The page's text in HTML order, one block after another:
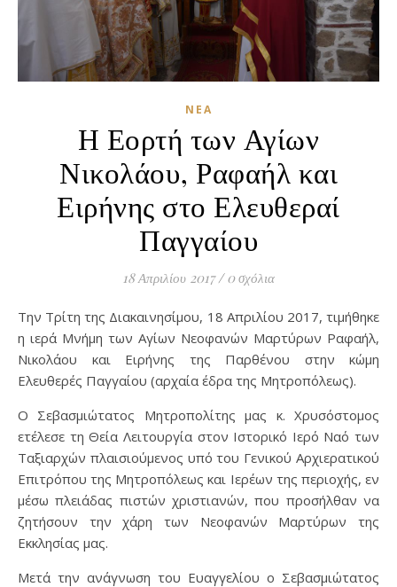
ΝΈΑ
Η Εορτή των Αγίων
Νικολάου, Ραφαήλ και
Ειρήνης στο Ελευθεραί
Παγγαίου
18 Απριλίου 2017 / 0 σχόλια
Την Τρίτη της Διακαινησίμου, 18 Απριλίου 2017, τιμήθηκε
η ιερά Μνήμη των Αγίων Νεοφανών Μαρτύρων Ραφαήλ,
Νικολάου και Ειρήνης της Παρθένου στην κώμη
Ελευθερές Παγγαίου (αρχαία έδρα της Μητροπόλεως).
Ο Σεβασμιώτατος Μητροπολίτης μας κ. Χρυσόστομος
ετέλεσε τη Θεία Λειτουργία στον Ιστορικό Ιερό Ναό των
Ταξιαρχών πλαισιούμενος υπό του Γενικού Αρχιερατικού
Επιτρόπου της Μητροπόλεως και Ιερέων της περιοχής, εν
μέσω πλειάδας πιστών χριστιανών, που προσήλθαν να
ζητήσουν την χάρη των Νεοφανών Μαρτύρων της
Εκκλησίας μας.
Μετά την ανάγνωση του Ευαγγελίου ο Σεβασμιώτατος